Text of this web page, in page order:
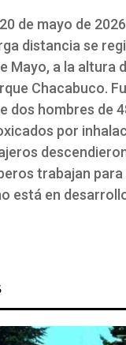
de mayo de
distancia se
Mayo, a la altura
Chacabuco.
dos hombres de
por
trabajan
está en